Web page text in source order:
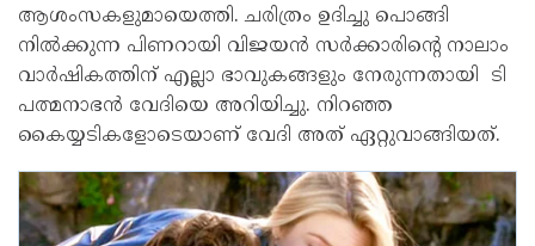
ആശംസകളുമായെത്തി. ചരിത്രം ഉദിച്ചു പൊങ്ങി
നിൽക്കുന്ന പിണറായി വിജയൻ സർക്കാരിന്റെ നാലാം
വാർഷികത്തിന് എല്ലാ ഭാവുകങ്ങളും നേരുന്നതായി ടി
പത്മനാഭൻ വേദിയെ അറിയിച്ചു. നിറഞ്ഞ
കൈയ്യടികളോടെയാണ് വേദി അത് ഏറ്റുവാങ്ങിയത്.